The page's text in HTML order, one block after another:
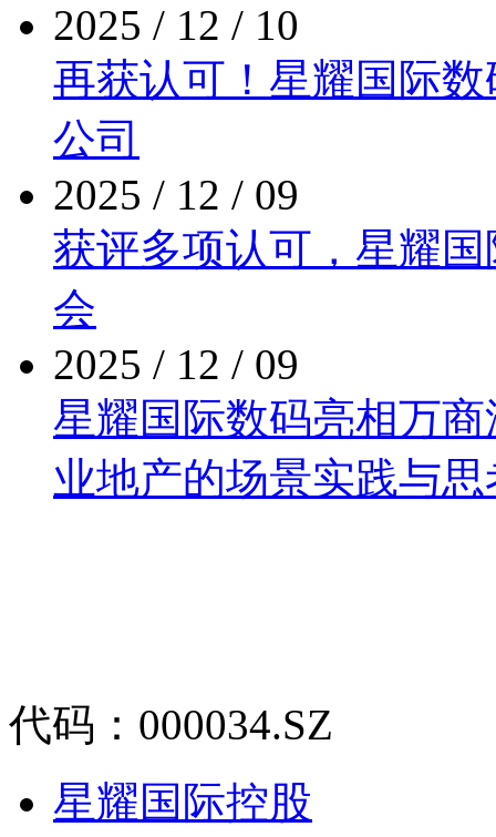
2025 / 12 / 10
再获认可！星耀国
公司
2025 / 12 / 09
获评多项认可，星
会
2025 / 12 / 09
星耀国际数码亮相万商
业地产的场景实践与思
代码：000034.SZ
星耀国际控股